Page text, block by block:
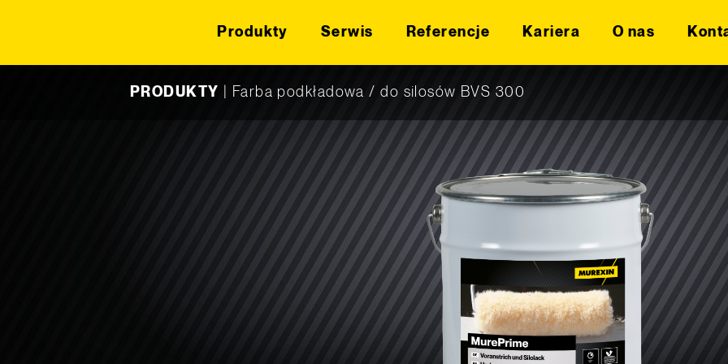
Produkty Serwis Referencje Kariera O nas
PRODUKTY Farba podkładowa / do silosów BVS 300